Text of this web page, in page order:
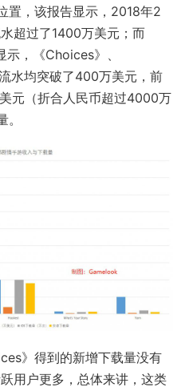
置，该报告显示，2018年2
超过了1400万美元；而
，《Choices》、
水均突破了400万美元，前
元（折合人民币超过4000万
》得到的新增下载量没有
用户更多，总体来讲，这类